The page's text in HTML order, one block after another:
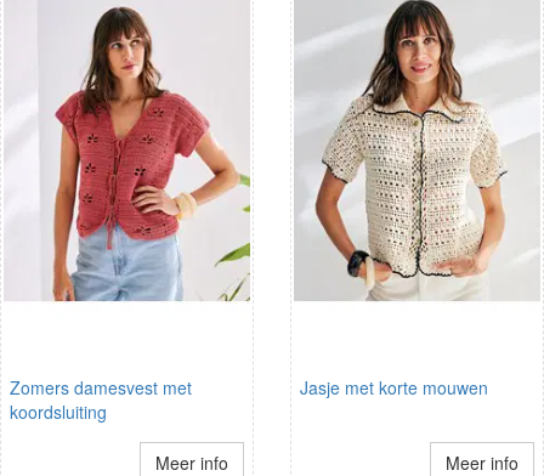
Zomers damesvest met
koordsluiting
Meer info
Jasje met korte mouwen
Meer info